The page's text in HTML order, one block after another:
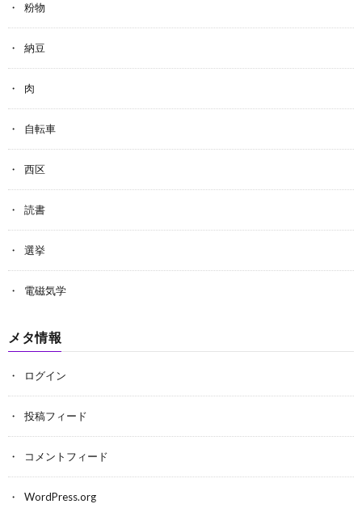
粉物
納豆
肉
自転車
西区
読書
選挙
電磁気学
メタ情報
ログイン
投稿フィード
コメントフィード
WordPress.org